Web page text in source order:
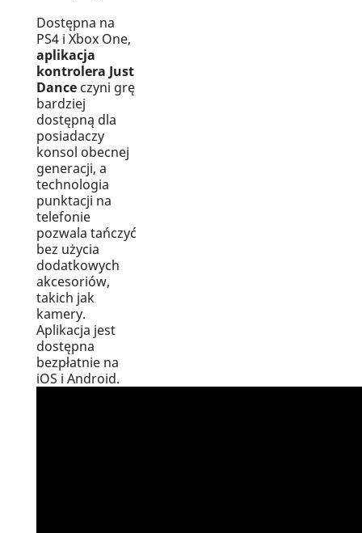
Dostępna na
PS4 i Xbox One,
aplikacja
kontrolera Just
Dance czyni grę
bardziej
dostępną dla
posiadaczy
konsol obecnej
generacji, a
technologia
punktacji na
telefonie
pozwala tańczyć
bez użycia
dodatkowych
akcesoriów,
takich jak
kamery.
Aplikacja jest
dostępna
bezpłatnie na
iOS i Android.